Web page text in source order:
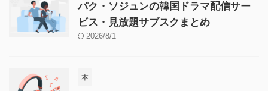
パク・ソジュンの韓国ドラマ配信サー
ビス・見放題サブスクまとめ
2026/8/1
本